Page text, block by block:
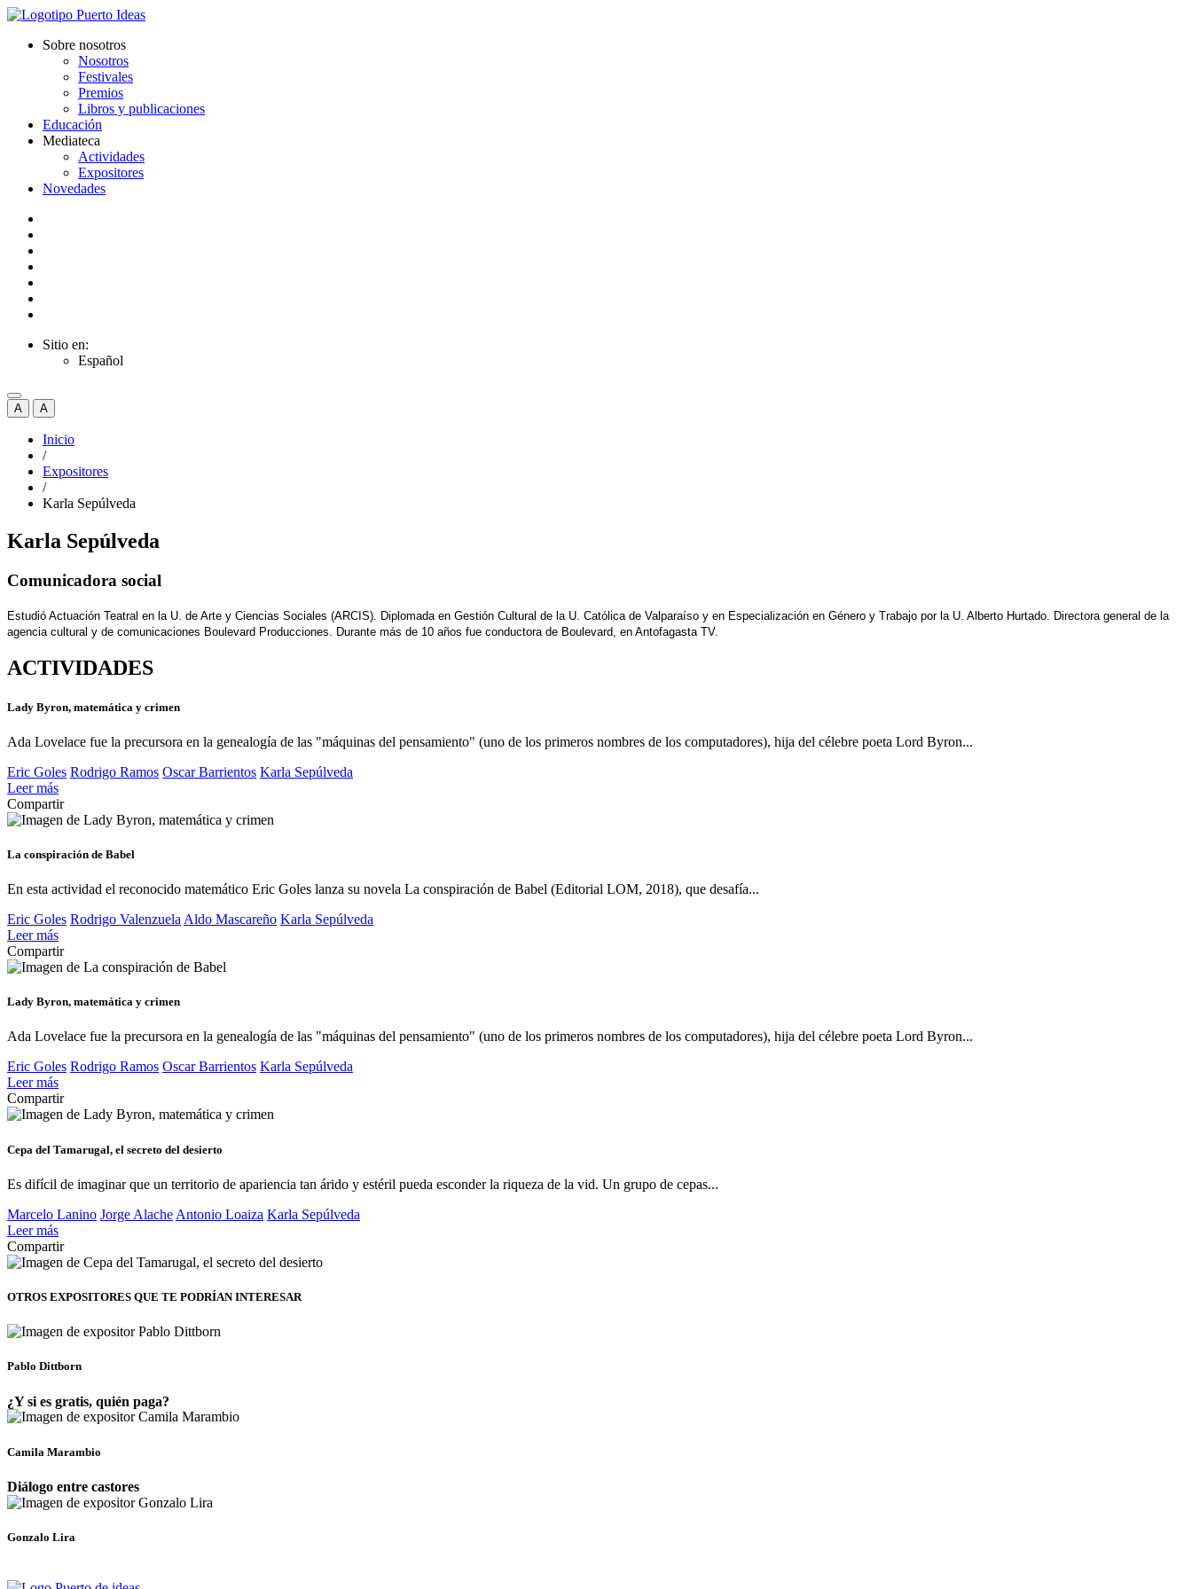
Sobre nosotros
Nosotros
Festivales
Premios
Libros y publicaciones
Educación
Mediateca
Actividades
Expositores
Novedades
Sitio en:
Español
A A
Inicio
/
Expositores
/
Karla Sepúlveda
Karla Sepúlveda
Comunicadora social
Estudió Actuación Teatral en la U. de Arte y Ciencias Sociales (ARCIS). Diplomada en Gestión Cultural de la U. Católica de Valparaíso y en Especialización en Género y Trabajo por la U. Alberto Hurtado. Directora general de la
agencia cultural y de comunicaciones Boulevard Producciones. Durante más de 10 años fue conductora de Boulevard, en Antofagasta TV.
ACTIVIDADES
Lady Byron, matemática y crimen
Ada Lovelace fue la precursora en la genealogía de las "máquinas del pensamiento" (uno de los primeros nombres de los computadores), hija del célebre poeta Lord Byron...
Eric Goles Rodrigo Ramos Oscar Barrientos Karla Sepúlveda
Leer más
Compartir
La conspiración de Babel
En esta actividad el reconocido matemático Eric Goles lanza su novela La conspiración de Babel (Editorial LOM, 2018), que desafía...
Eric Goles Rodrigo Valenzuela Aldo Mascareño Karla Sepúlveda
Leer más
Compartir
Lady Byron, matemática y crimen
Ada Lovelace fue la precursora en la genealogía de las "máquinas del pensamiento" (uno de los primeros nombres de los computadores), hija del célebre poeta Lord Byron...
Eric Goles Rodrigo Ramos Oscar Barrientos Karla Sepúlveda
Leer más
Compartir
Cepa del Tamarugal, el secreto del desierto
Es difícil de imaginar que un territorio de apariencia tan árido y estéril pueda esconder la riqueza de la vid. Un grupo de cepas...
Marcelo Lanino Jorge Alache Antonio Loaiza Karla Sepúlveda
Leer más
Compartir
OTROS EXPOSITORES QUE TE PODRÍAN INTERESAR
Pablo Dittborn
¿Y si es gratis, quién paga?
Camila Marambio
Diálogo entre castores
Gonzalo Lira